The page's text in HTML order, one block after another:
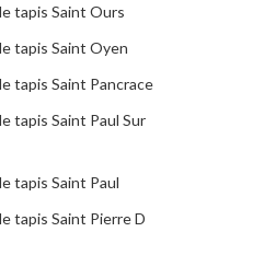
tapis Saint Ours
tapis Saint Oyen
tapis Saint Pancrace
tapis Saint Paul Sur
tapis Saint Paul
tapis Saint Pierre D